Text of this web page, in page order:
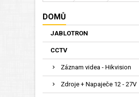
DOMŮ
JABLOTRON
CCTV
Záznam videa - Hikvision
Zdroje + Napaječe 12 - 27V